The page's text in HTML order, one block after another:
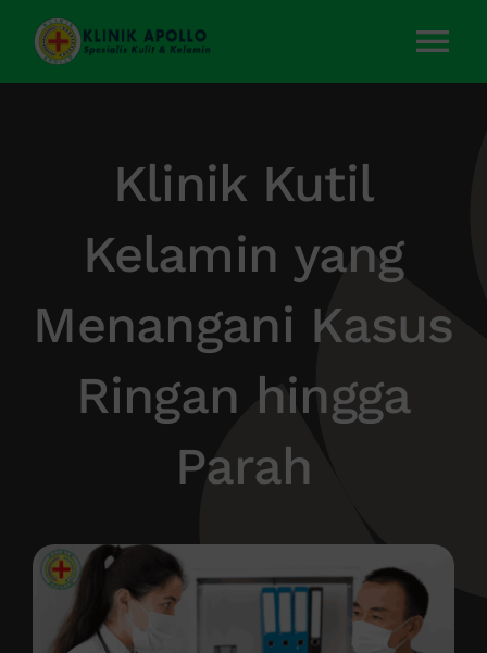
Skip
content
Layanan Kami
Tentang Kami
Artikel
Kontak Kami
Klinik Kutil
Kelamin yang
Menangani Kasus
Ringan hingga
Parah